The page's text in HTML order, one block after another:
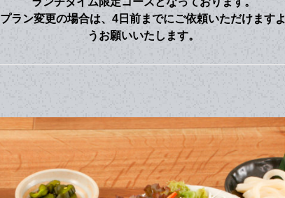
プラン変更の場合は、4日前までにご依頼いただけますよ
うお願いいたします。